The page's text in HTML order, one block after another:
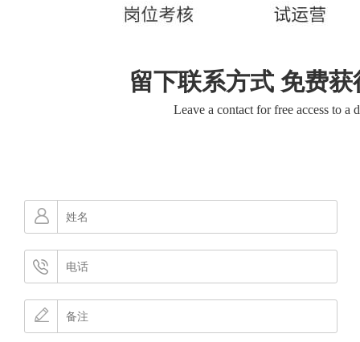
留下联系方式 免费
Leave a contact for free access to a